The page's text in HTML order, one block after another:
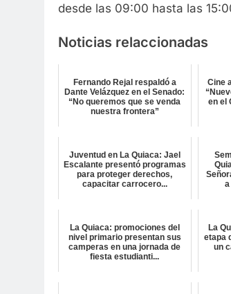
desde las 09:00 hasta las
Noticias relaccionadas
Fernando Rejal respaldó a
Dante Velázquez en el Senado:
“No queremos que se venda
nuestra frontera”
Cine
en el
Juventud en La Quiaca: Jael
Escalante presentó programas
para proteger derechos,
capacitar carrocero...
La Quiaca: promociones del
nivel primario presentan sus
camperas en una jornada de
fiesta estudianti...
La
etapa
un